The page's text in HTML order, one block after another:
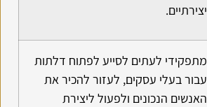
יצירתיים.
מתפקידי לעתים לסייע לפתוח דלתות
עבור בעלי עסקים, לעזור להכיר את
האנשים הנכונים ולפעול ליצירת